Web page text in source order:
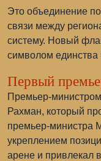
Это объединение
связи между
систему. Новый
символом единства
Первый
Премьер-
Рахман, который
премьер-министра
укреплением
арене и привлекал